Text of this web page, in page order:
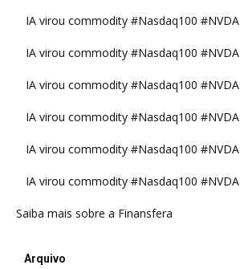
IA virou commodity #Nasdaq100 #NVDA
IA virou commodity #Nasdaq100 #NVDA
IA virou commodity #Nasdaq100 #NVDA
IA virou commodity #Nasdaq100 #NVDA
IA virou commodity #Nasdaq100 #NVDA
IA virou commodity #Nasdaq100 #NVDA
Saiba mais sobre a Finansfera
Arquivo